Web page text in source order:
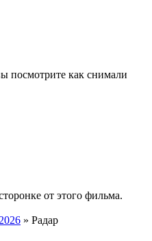
посмотрите как снимали
от этого фильма.
» Радар